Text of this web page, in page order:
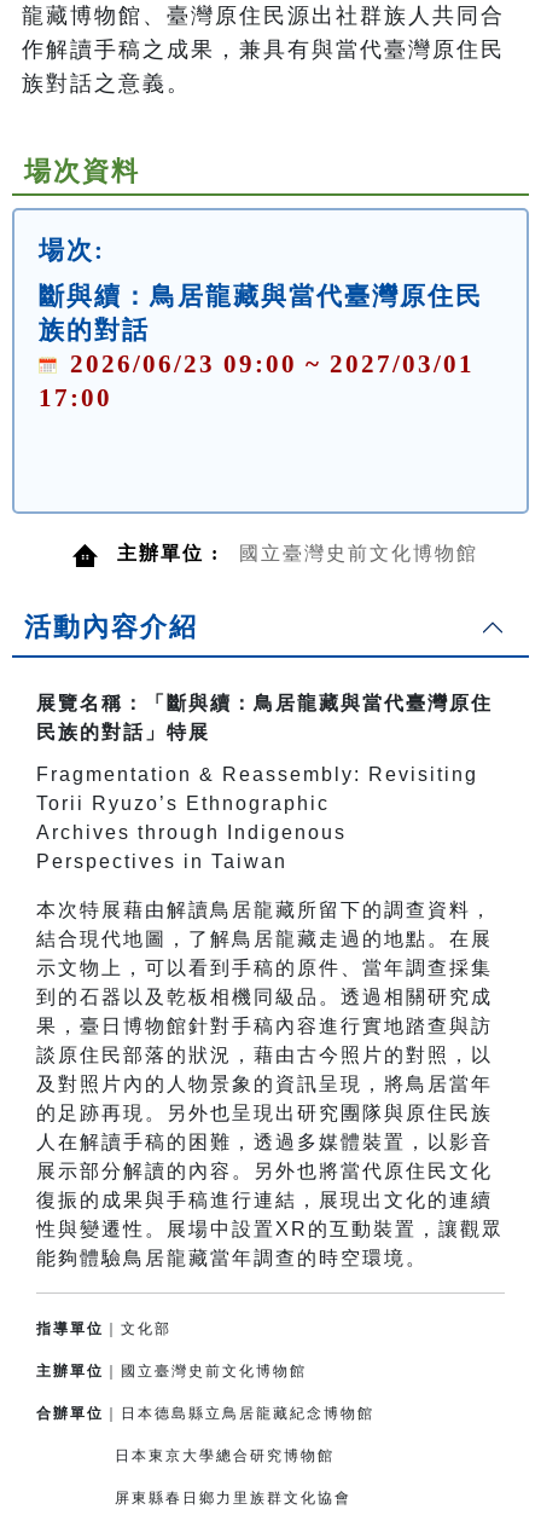
龍藏博物館、臺灣原住民源出社群族人共同合
作解讀手稿之成果，兼具有與當代臺灣原住民
族對話之意義。
場次資料
場次:
斷與續：鳥居龍藏與當代臺灣原住民
族的對話
2026/06/23 09:00 ~ 2027/03/01
17:00
主辦單位 : 國立臺灣史前文化博物館
活動內容介紹
展覽名稱：「斷與續：鳥居龍藏與當代臺灣原住
民族的對話」特展
Fragmentation & Reassembly: Revisiting
Torii Ryuzo’s Ethnographic
Archives through Indigenous
Perspectives in Taiwan
本次特展藉由解讀鳥居龍藏所留下的調查資料，
結合現代地圖，了解鳥居龍藏走過的地點。在展
示文物上，可以看到手稿的原件、當年調查採集
到的石器以及乾板相機同級品。透過相關研究成
果，臺日博物館針對手稿內容進行實地踏查與訪
談原住民部落的狀況，藉由古今照片的對照，以
及對照片內的人物景象的資訊呈現，將鳥居當年
的足跡再現。另外也呈現出研究團隊與原住民族
人在解讀手稿的困難，透過多媒體裝置，以影音
展示部分解讀的內容。另外也將當代原住民文化
復振的成果與手稿進行連結，展現出文化的連續
性與變遷性。展場中設置XR的互動裝置，讓觀眾
能夠體驗鳥居龍藏當年調查的時空環境。
指導單位 ｜文化部
主辦單位 ｜國立臺灣史前文化博物館
合辦單位 ｜日本德島縣立鳥居龍藏紀念博物館
日本東京大學總合研究博物館
屏東縣春日鄉力里族群文化協會